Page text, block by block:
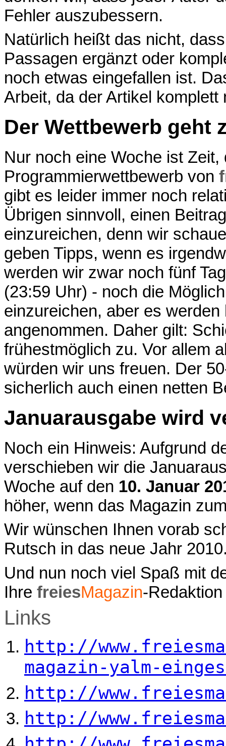
Fehler auszubessern.
Natürlich heißt das nicht,
Passagen ergänzt oder
noch etwas eingefallen ist.
Arbeit, da der Artikel
Der Wettbewerb geht
Nur noch eine Woche ist
Programmierwettbewerb von
gibt es leider immer noch
Übrigen sinnvoll, einen
einzureichen, denn wir
geben Tipps, wenn es
werden wir zwar noch fünf
(23:59 Uhr) - noch die
einzureichen, aber es
angenommen. Daher gilt:
frühestmöglich zu. Vor allem
würden wir uns freuen. Der
sicherlich auch einen netten
Januarausgabe wird
Noch ein Hinweis: Aufgrund
verschieben wir die
Woche auf den 10. Januar
höher, wenn das Magazin
Wir wünschen Ihnen vorab
Rutsch in das neue Jahr
Und nun noch viel Spaß mit
Ihre freiesMagazin-Redaktion
Links
http://
magazin-yalm-
http://
http://